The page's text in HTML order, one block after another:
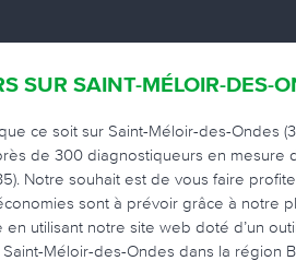
SUR SAINT-MÉLOIR-DES-
ce soit sur Saint-Méloir-des-Ondes
de 300 diagnostiqueurs en mesure
Notre souhait est de vous faire
sont à prévoir grâce à notre
utilisant notre site web doté d’un
Méloir-des-Ondes dans la région